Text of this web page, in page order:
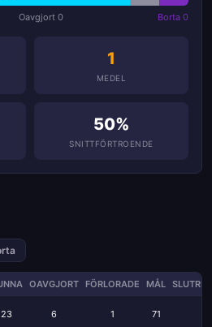
Oavgjort 0 Borta 0
1
MEDEL
50%
SNITTFÖRTROENDE
OAVGJORT FÖRLORADE MÅL
23 6 1 71